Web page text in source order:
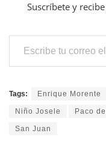
Suscríbete y
Escribe tu correo electrónico…
Tags: Enrique Morente
Niño Josele Paco
San Juan